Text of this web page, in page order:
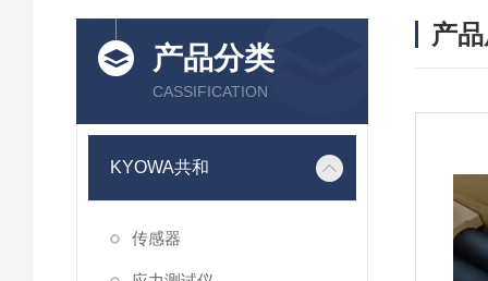
产品分类
CASSIFICATION
KYOWA共和
传感器
产